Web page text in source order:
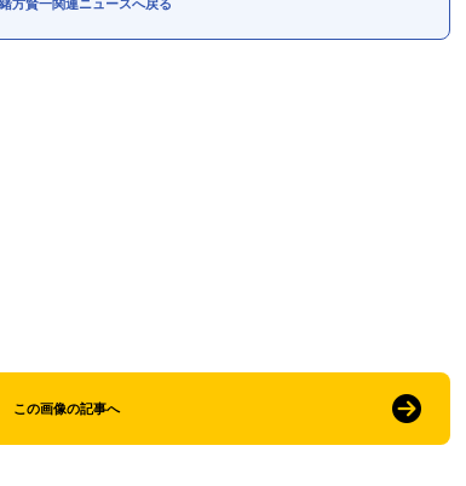
方賢一関連ニュースへ戻る
この画像の記事へ